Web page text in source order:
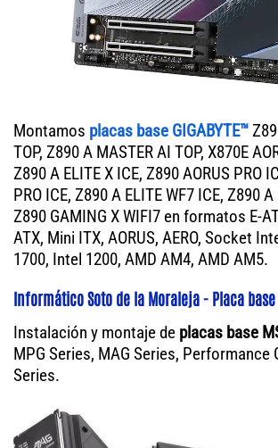
Montamos placas base GIGABYTE™
TOP, Z890 A MASTER AI TOP, X870E
Z890 A ELITE X ICE, Z890 AORUS PRO
PRO ICE, Z890 A ELITE WF7 ICE, Z890
Z890 GAMING X WIFI7 en formatos E-
ATX, Mini ITX, AORUS, AERO, Socket
1700, Intel 1200, AMD AM4, AMD AM5.
Informático Soto de la Moraleja - Placa base
Instalación y montaje de placas base
MPG Series, MAG Series, Performance
Series.